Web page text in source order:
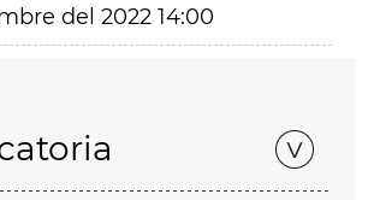
del 2022 14:00